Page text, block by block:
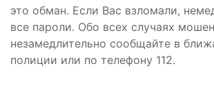
это обман. Если Вас взломали,
все пароли. Обо всех случаях
незамедлительно сообщайте в
полиции или по телефону 112.